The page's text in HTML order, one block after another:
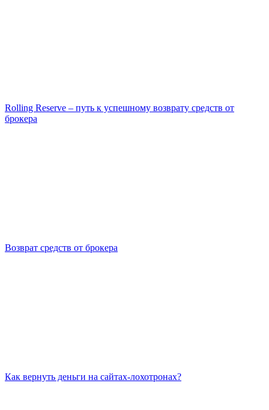
Rolling Reserve – путь к успешному возврату средств от
брокера
Возврат средств от брокера
Как вернуть деньги на сайтах-лохотронах?